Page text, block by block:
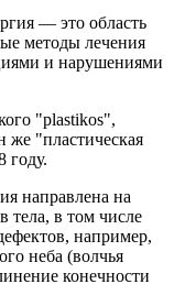
— это область
методы лечения
и нарушениями
"plastikos",
"пластическая
году.
направлена на
тела, в том числе
например,
неба (волчья
конечности